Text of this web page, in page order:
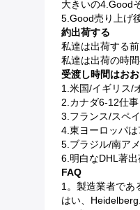
大きいの4.Good
5.Good売り上げ
約出荷する
私達は出荷する
私達は出荷の時
受渡し時間はお
1.米国/イギリス/
2.カナダ6-12仕事
3.フランス/スペ
4.東ヨーロッパは
5.ブラジル/南ア
6.明白なDHL著出
FAQ
1。製造業者であ
はい、